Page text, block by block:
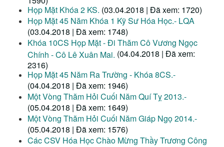
Họp Mặt Khóa 2 KS. (03.04.2018 | Đã xem: 1720)
Họp Mặt 45 Năm Khóa 1 Kỹ Sư Hóa Học.- LQA
(03.04.2018 | Đã xem: 1748)
Khóa 10CS Họp Mặt - Đi Thăm Cô Vương Ngọc
Chính - Cô Lê Xuân Mai. (04.04.2018 | Đã xem:
2316)
Họp Mặt 45 Năm Ra Trường - Khóa 8CS.-
(04.04.2018 | Đã xem: 1946)
Một Vòng Thăm Hỏi Cuối Năm Quí Tỵ 2013.-
(05.04.2018 | Đã xem: 1649)
Một Vòng Thăm Hỏi Cuối Năm Giáp Ngọ 2014.-
(05.04.2018 | Đã xem: 1576)
Các CSV Hóa Học Chào Mừng Thầy Trương Công